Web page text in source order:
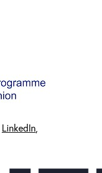
LinkedIn